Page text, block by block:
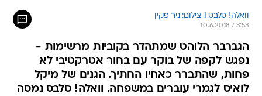
וואלה! סלבס I צילום: ניר פקין
10.6.2018 / 3:53
הגברבר הלוהט שמתהדר בקוביות מרשימות -
נפגש לקפה של בוקר עם בחור אטרקטיבי לא
פחות, שהתברר כאחיו החתיך. הגנים של מיקל
לואיס לגמרי עוברים במשפחה. וואלה! סלבס נמסה